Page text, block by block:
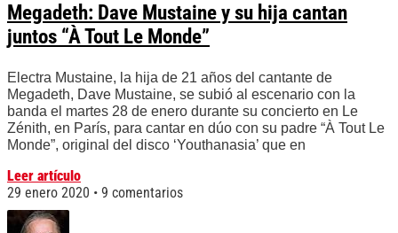
Megadeth: Dave Mustaine y su hija cantan
juntos “À Tout Le Monde”
Electra Mustaine, la hija de 21 años del cantante de
Megadeth, Dave Mustaine, se subió al escenario con la
banda el martes 28 de enero durante su concierto en Le
Zénith, en París, para cantar en dúo con su padre “À Tout Le
Monde”, original del disco ‘Youthanasia’ que en
Leer artículo
29 enero 2020
9 comentarios